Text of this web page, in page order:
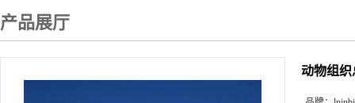
产品展厅
动物组